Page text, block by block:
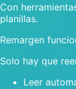
Con
planillas.
Remargen
Solo hay que
Leer